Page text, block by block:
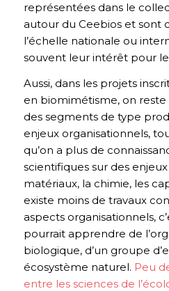
représentées dans le
autour du Ceebios et sont
l’échelle nationale ou
souvent leur intérêt pour le
Aussi, dans les projets
en biomimétisme, on
des segments de type
enjeux organisationnels,
qu’on a plus de
scientifiques sur des
matériaux, la chimie, les
existe moins de travaux
aspects organisationnels,
pourrait apprendre de
biologique, d’un groupe
écosystème naturel. Peu
entre les sciences de